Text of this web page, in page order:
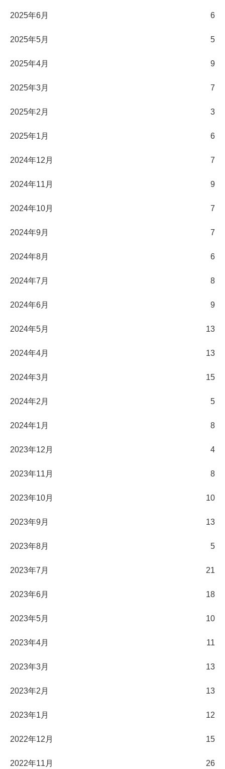
2025年6月 6
2025年5月 5
2025年4月 9
2025年3月 7
2025年2月 3
2025年1月 6
2024年12月 7
2024年11月 9
2024年10月 7
2024年9月 7
2024年8月 6
2024年7月 8
2024年6月 9
2024年5月 13
2024年4月 13
2024年3月 15
2024年2月 5
2024年1月 8
2023年12月 4
2023年11月 8
2023年10月 10
2023年9月 13
2023年8月 5
2023年7月 21
2023年6月 18
2023年5月 10
2023年4月 11
2023年3月 13
2023年2月 13
2023年1月 12
2022年12月 15
2022年11月 26